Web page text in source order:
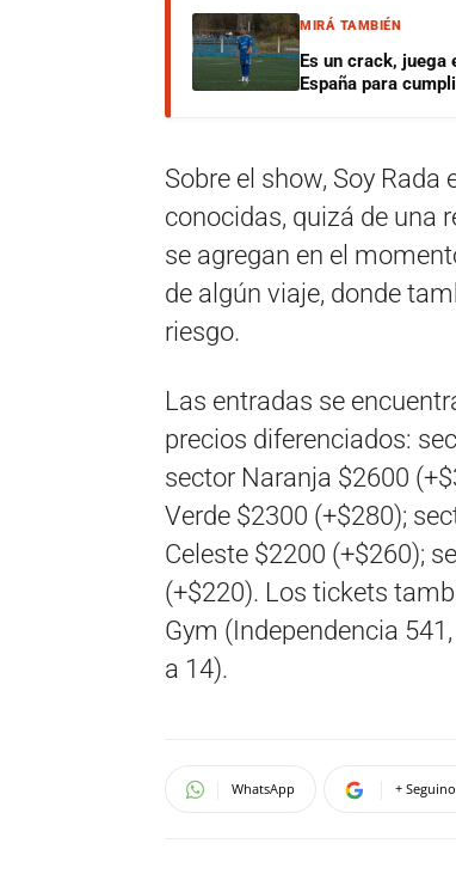
MIRÁ TAMBIÉN
Es un crack,
España para
Sobre el show, Soy
conocidas, quizá de una
se agregan en el
de algún viaje, donde
riesgo.
Las entradas se
precios diferenciados:
sector Naranja $2600
Verde $2300 (+$280);
Celeste $2200 (+$260);
(+$220). Los tickets
Gym (Independencia
a 14).
WhatsApp +